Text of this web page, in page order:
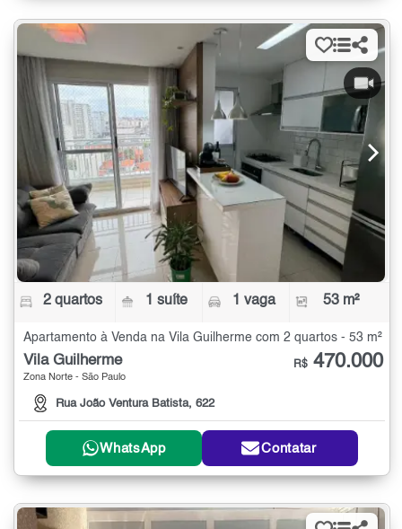
2 quartos 1 suíte 1 vaga 53 m²
Apartamento à Venda na Vila Guilherme com 2 quartos - 53 m²
Vila Guilherme
Zona Norte - São Paulo
Rua João Ventura Batista, 622
R$ 470.000
WhatsApp Contatar